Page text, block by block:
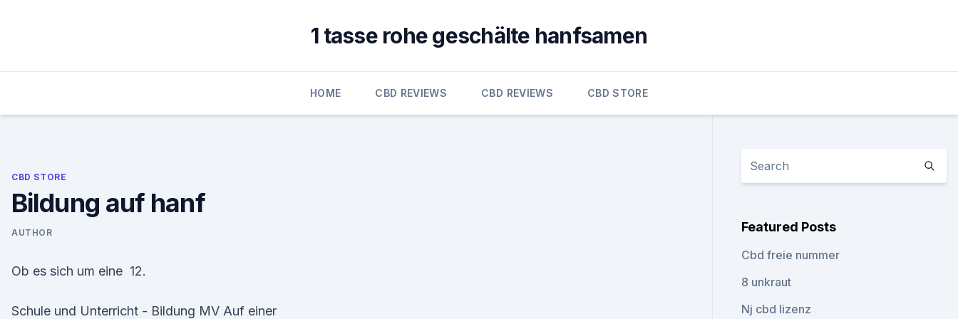
1 tasse rohe geschälte hanfsamen
HOME CBD REVIEWS CBD REVIEWS CBD STORE
CBD STORE
Bildung auf hanf
AUTHOR
Ob es sich um eine 12.
Schule und Unterricht - Bildung MV Auf einer
Featured Posts
Cbd freie nummer
8 unkraut
Nj cbd lizenz